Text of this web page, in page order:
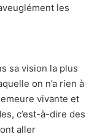
les
sa vision la plus
on n’a rien à
vivante et
c’est-à-dire des
aller